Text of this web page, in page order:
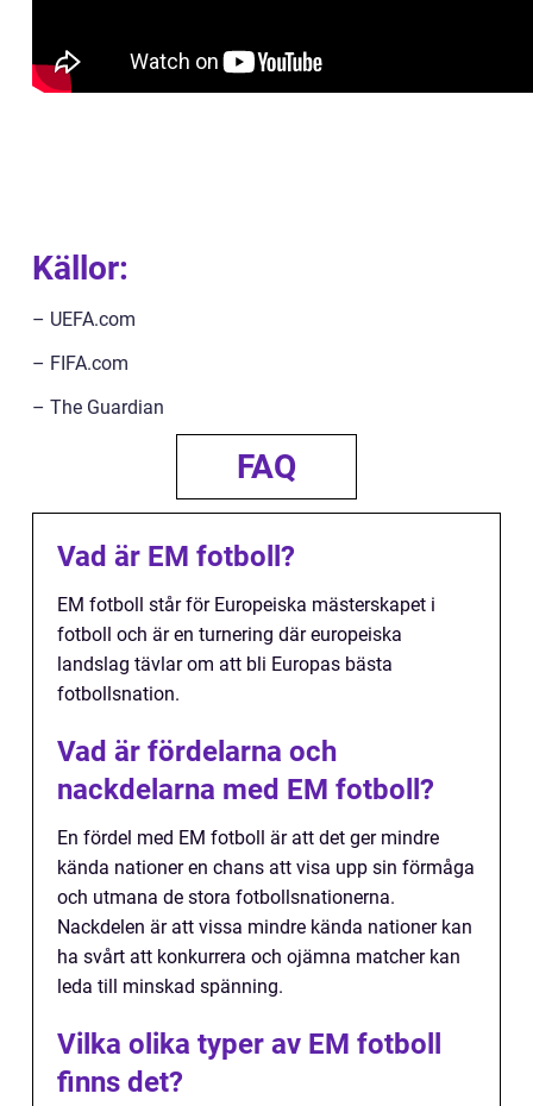
Källor:
– UEFA.com
– FIFA.com
– The Guardian
FAQ
Vad är EM fotboll?
EM fotboll står för Europeiska mästerskapet i
fotboll och är en turnering där europeiska
landslag tävlar om att bli Europas bästa
fotbollsnation.
Vad är fördelarna och
nackdelarna med EM fotboll?
En fördel med EM fotboll är att det ger mindre
kända nationer en chans att visa upp sin förmåga
och utmana de stora fotbollsnationerna.
Nackdelen är att vissa mindre kända nationer kan
ha svårt att konkurrera och ojämna matcher kan
leda till minskad spänning.
Vilka olika typer av EM fotboll
finns det?